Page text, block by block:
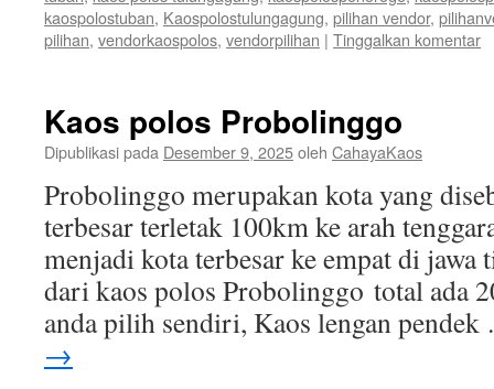
kaospolostuban, Kaospolostulungagung, pilihan vendor,
pilihan, vendorkaospolos, vendorpilihan | Tinggalkan komentar
Kaos polos Probolinggo
Dipublikasi pada Desember 9, 2025oleh CahayaKaos
Probolinggo merupakan kota yang
terbesar terletak 100km ke arah
menjadi kota terbesar ke empat di
dari kaos polos Probolinggo total ada
anda pilih sendiri, Kaos lengan
→